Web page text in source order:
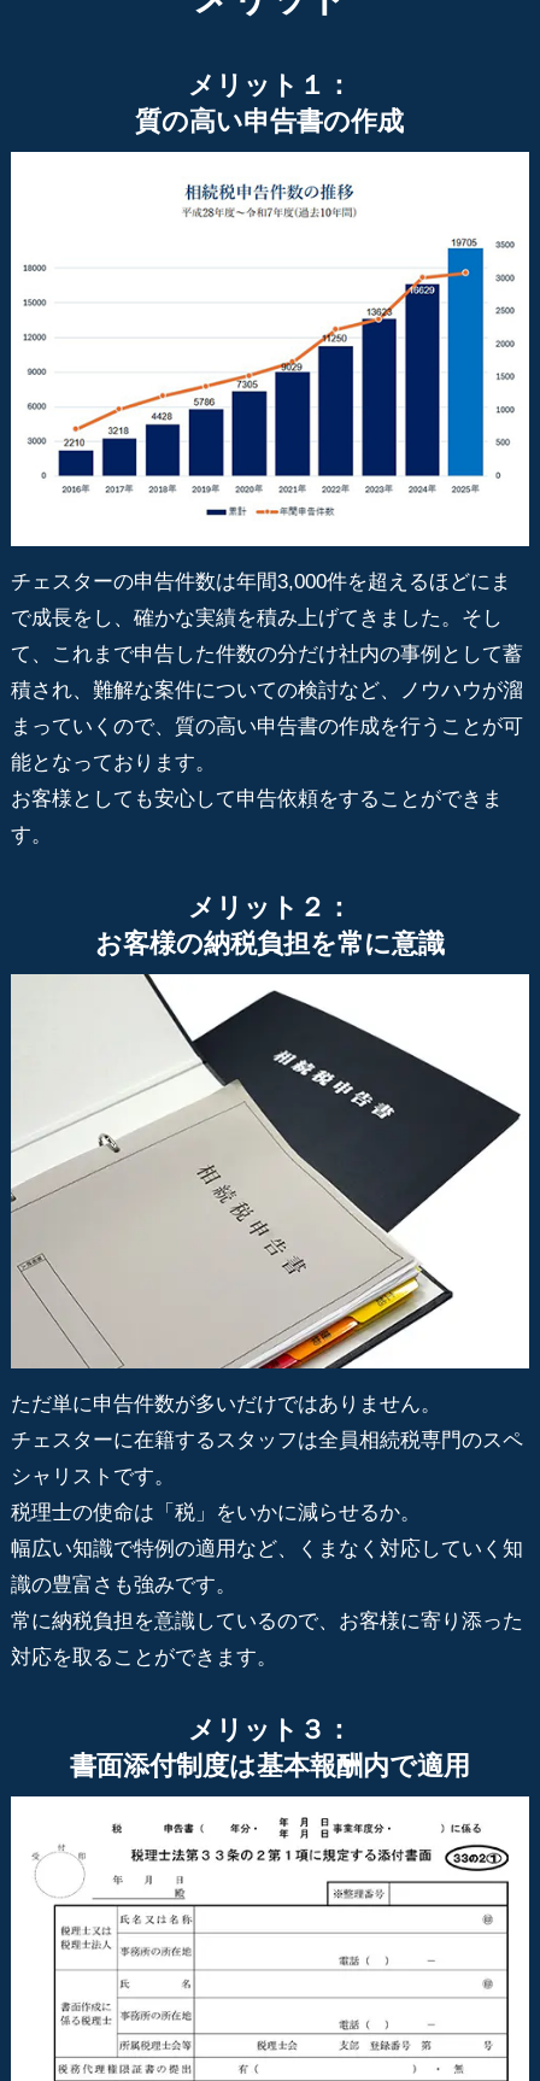
メリット１：
質の高い申告書の作成
チェスターの申告件数は年間3,000件を超えるほどにま
で成長をし、確かな実績を積み上げてきました。そし
て、これまで申告した件数の分だけ社内の事例として蓄
積され、難解な案件についての検討など、ノウハウが溜
まっていくので、質の高い申告書の作成を行うことが可
能となっております。
お客様としても安心して申告依頼をすることができま
す。
メリット２：
お客様の納税負担を常に意識
ただ単に申告件数が多いだけではありません。
チェスターに在籍するスタッフは全員相続税専門のスペ
シャリストです。
税理士の使命は「税」をいかに減らせるか。
幅広い知識で特例の適用など、くまなく対応していく知
識の豊富さも強みです。
常に納税負担を意識しているので、お客様に寄り添った
対応を取ることができます。
メリット３：
書面添付制度は基本報酬内で適用